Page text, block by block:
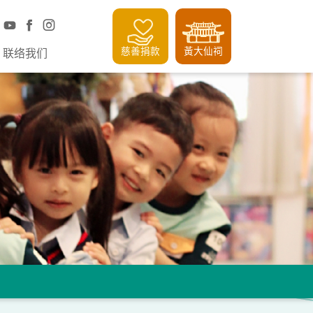
联络我们 慈善捐款 黃大仙祠